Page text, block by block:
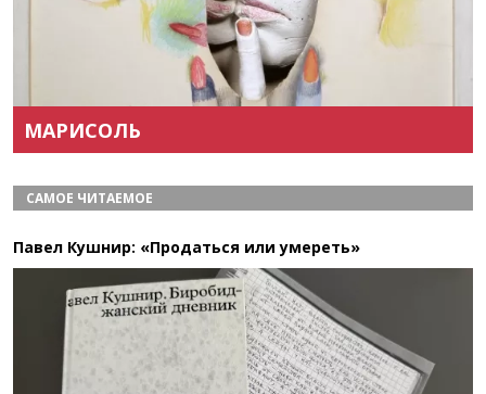
МАРИСОЛЬ
САМОЕ ЧИТАЕМОЕ
Павел Кушнир: «Продаться или умереть»